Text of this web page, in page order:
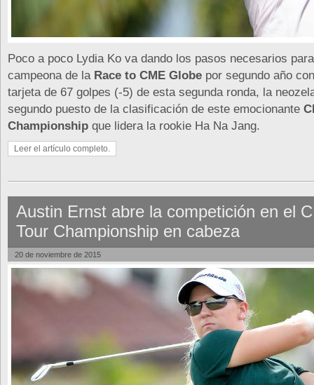
Poco a poco Lydia Ko va dando los pasos necesarios
campeona de la Race to CME Globe por segundo año
tarjeta de 67 golpes (-5) de esta segunda ronda, la
segundo puesto de la clasificación de este emocionante
Championship que lidera la rookie Ha Na Jang.
Leer el artículo completo.
Austin Ernst abre la competición en el
Tour Championship en cabeza
20 de noviembre de 2015